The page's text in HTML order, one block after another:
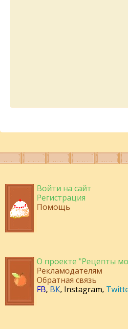
Войти на сайт
Регистрация
Помощь
О проекте "Рецепты
Рекламодателям
Обратная связь
FB, ВК, Instagram,